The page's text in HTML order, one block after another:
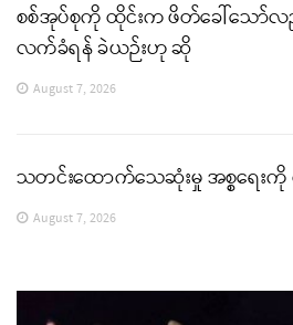
စစ်အုပ်စုကို ထိုင်းက ဖိတ်ခေါ်သော်
လက်ခံရန် ခဲယဉ်းဟု ဆို
August 7, 2026
သတင်းထောက်သေဆုံးမှု အစ္စရေးကို
August 7, 2026